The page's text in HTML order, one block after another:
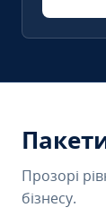
Прозорі
бізнесу.